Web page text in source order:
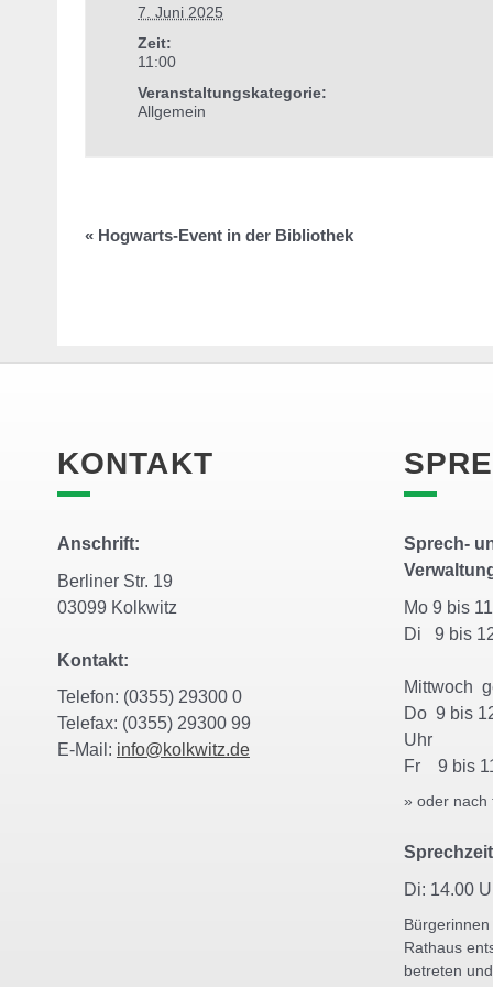
7. Juni 2025
Zeit:
11:00
Veranstaltungskategorie:
Allgemein
« Hogwarts-Event in der Bibliothek
KONTAKT
Anschrift:
Berliner Str. 19
03099 Kolkwitz
Kontakt:
Telefon: (0355) 29300 0
Telefax: (0355) 29300 99
E-Mail: info@kolkwitz.de
Sprech-
Mo 9 bis
Di 9 bis
Mittwoch
Do 9 bis
Uhr
Fr 9 bis
» oder nach
Di: 14.00
Rathaus
betreten